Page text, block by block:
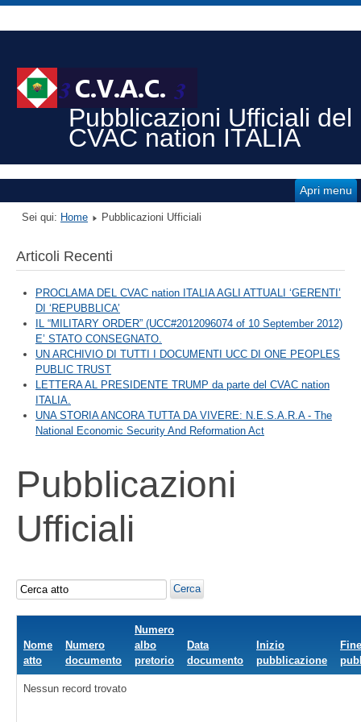
Pubblicazioni Ufficiali del
CVAC nation ITALIA
Apri menu
Sei qui: Home Pubblicazioni Ufficiali
Articoli Recenti
PROCLAMA DEL CVAC nation ITALIA AGLI ATTUALI ‘GERENTI’
DI ‘REPUBBLICA’
IL “MILITARY ORDER” (UCC#2012096074 of 10 September 2012)
E’ STATO CONSEGNATO.
UN ARCHIVIO DI TUTTI I DOCUMENTI UCC DI ONE PEOPLES
PUBLIC TRUST
LETTERA AL PRESIDENTE TRUMP da parte del CVAC nation
ITALIA.
UNA STORIA ANCORA TUTTA DA VIVERE: N.E.S.A.R.A - The
National Economic Security And Reformation Act
Pubblicazioni
Ufficiali
Cerca
Cerca
Nome
atto
Numero
documento
Numero
albo
pretorio
Data
documento
Inizio
pubblicazione
Fine
Nessun record trovato